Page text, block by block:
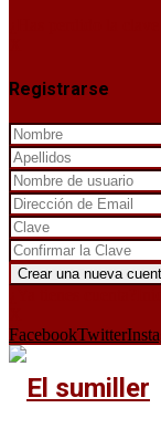
Registrarse
FacebookTwitter